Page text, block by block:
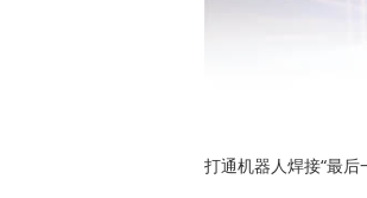
打通机器人焊接“最后